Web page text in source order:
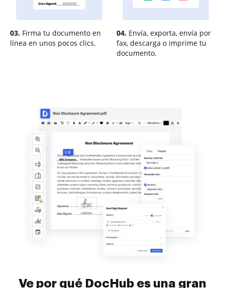
03. Firma tu documento en
línea en unos pocos clics.
04. Envía, exporta, envía por
fax, descarga o imprime tu
documento.
Ve por qué DocHub es una gran